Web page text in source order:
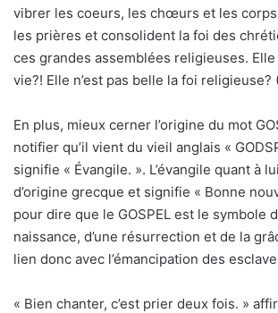
vibrer les coeurs, les chœurs et les
les prières et consolident la foi des
ces grandes assemblées religieuses. Elle
vie?! Elle n’est pas belle la foi religieuse?
En plus, mieux cerner l’origine du mot
notifier qu’il vient du vieil anglais «
signifie « Évangile. ». L’évangile quant à
d’origine grecque et signifie « Bonne
pour dire que le GOSPEL est le symbole
naissance, d’une résurrection et de la
lien donc avec l’émancipation des
« Bien chanter, c’est prier deux fois. »